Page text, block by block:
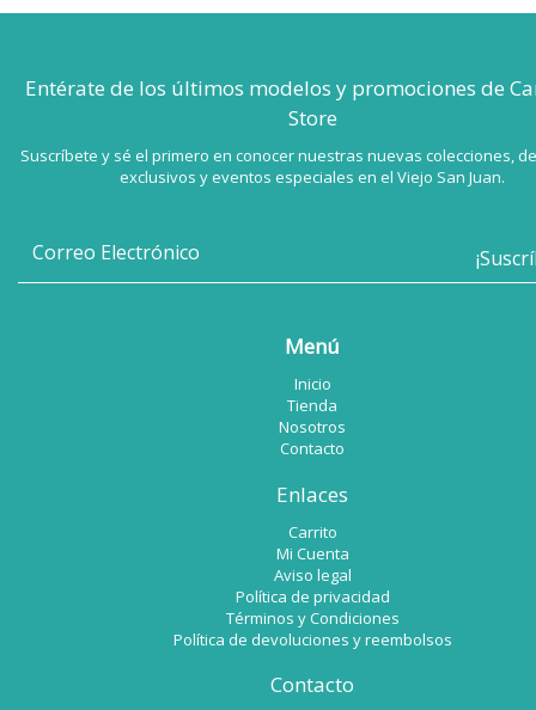
Entérate de los últimos modelos y promociones de
Store
Suscríbete y sé el primero en conocer nuestras nuevas colecciones,
exclusivos y eventos especiales en el Viejo San Juan.
Menú
Inicio
Tienda
Nosotros
Contacto
Enlaces
Carrito
Mi Cuenta
Aviso legal
Política de privacidad
Términos y Condiciones
Política de devoluciones y reembolsos
Contacto